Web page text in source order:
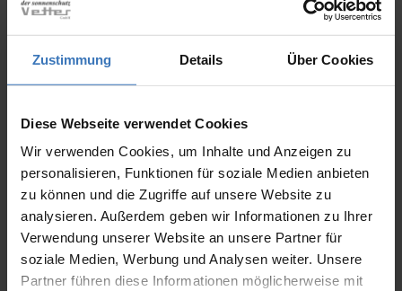
Zustimmung Details Über Cookies
Diese Webseite verwendet Cookies
Wir verwenden Cookies, um Inhalte und Anzeigen zu
personalisieren, Funktionen für soziale Medien anbieten
zu können und die Zugriffe auf unsere Website zu
analysieren. Außerdem geben wir Informationen zu Ihrer
Verwendung unserer Website an unsere Partner für
soziale Medien, Werbung und Analysen weiter. Unsere
Partner führen diese Informationen möglicherweise mit
NEU: Integrierte Absturzsicherung VisioNeo
Veröffentlicht
am
5. Februar 2018
Bodentiefe Fenster sind mittlerweile fester Bestandteil moderner
Architektur. Umso wichtiger wird der Einsatz einer wirksamen
Absturzsicherung für Fenster. Die neue integrierte